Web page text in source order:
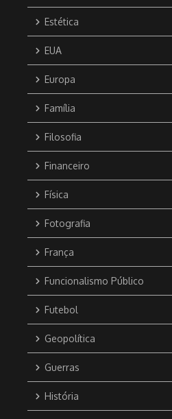
Estética
EUA
Europa
Família
Filosofia
Financeiro
Física
Fotografia
França
Funcionalismo Público
Futebol
Geopolítica
Guerras
História